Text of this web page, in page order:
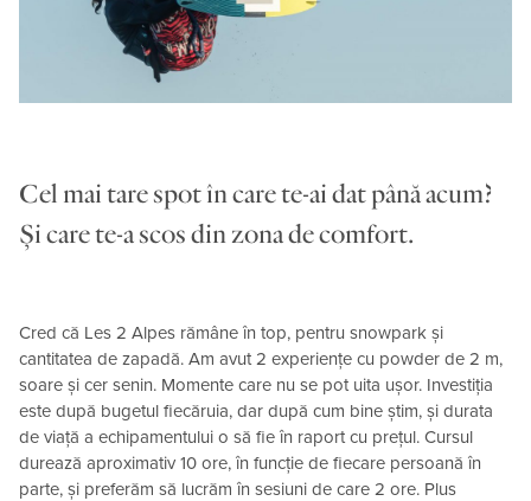
Cel mai tare spot în care te-ai dat până acum?
Și care te-a scos din zona de comfort.
Cred că Les 2 Alpes rămâne în top, pentru snowpark și
cantitatea de zapadă. Am avut 2 experiențe cu powder de 2 m,
soare și cer senin. Momente care nu se pot uita ușor. Investiția
este după bugetul fiecăruia, dar după cum bine știm, și durata
de viață a echipamentului o să fie în raport cu prețul. Cursul
durează aproximativ 10 ore, în funcție de fiecare persoană în
parte, și preferăm să lucrăm în sesiuni de care 2 ore. Plus